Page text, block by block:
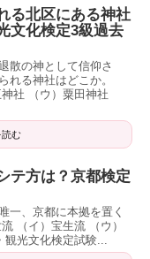
る北区にある神社
文化検定3級過去
散の神として信仰さ
れる神社はどこか。
社 （ウ）粟田神社
む
テ方は？京都検定
一、京都に本拠を置く
（イ）宝生流 （ウ）
光文化検定試験...